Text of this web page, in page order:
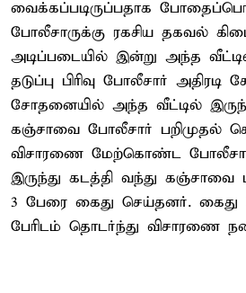
வைக்கப்படிருப்பதாக
போலீசாருக்கு ரகசிய தகவல்
அடிப்படையில் இன்று அந்த
தடுப்பு பிரிவு போலீசார்
சோதனையில் அந்த வீட்டில்
கஞ்சாவை போலீசார் பறிமுதல்
விசாரணை மேற்கொண்ட
இருந்து கடத்தி வந்து கஞ்சாவை
3 பேரை கைது செய்தனர். கைது
பேரிடம் தொடர்ந்து விசாரணை